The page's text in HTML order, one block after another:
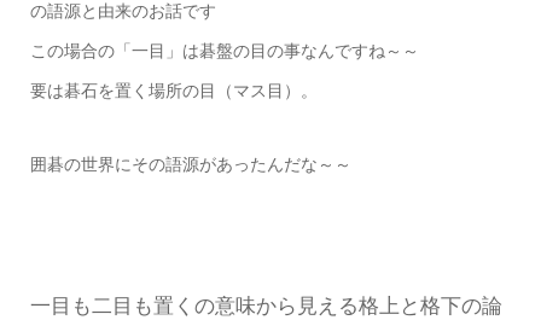
の語源と由来のお話です
この場合の「一目」は碁盤の目の事なんですね～～
要は碁石を置く場所の目（マス目）。
囲碁の世界にその語源があったんだな～～
一目も二目も置くの意味から見える格上と格下の論